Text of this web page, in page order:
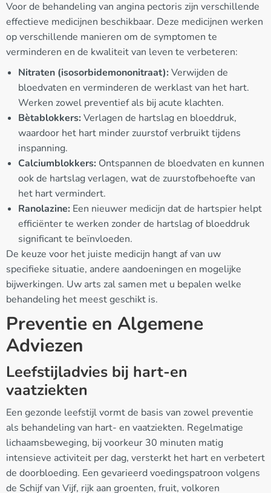
Voor de behandeling van angina pectoris zijn verschillende
effectieve medicijnen beschikbaar. Deze medicijnen werken
op verschillende manieren om de symptomen te
verminderen en de kwaliteit van leven te verbeteren:
Nitraten (isosorbidemononitraat): Verwijden de
bloedvaten en verminderen de werklast van het hart.
Werken zowel preventief als bij acute klachten.
Bètablokkers: Verlagen de hartslag en bloeddruk,
waardoor het hart minder zuurstof verbruikt tijdens
inspanning.
Calciumblokkers: Ontspannen de bloedvaten en kunnen
ook de hartslag verlagen, wat de zuurstofbehoefte van
het hart vermindert.
Ranolazine: Een nieuwer medicijn dat de hartspier helpt
efficiënter te werken zonder de hartslag of bloeddruk
significant te beïnvloeden.
De keuze voor het juiste medicijn hangt af van uw
specifieke situatie, andere aandoeningen en mogelijke
bijwerkingen. Uw arts zal samen met u bepalen welke
behandeling het meest geschikt is.
Preventie en Algemene
Adviezen
Leefstijladvies bij hart-en
vaatziekten
Een gezonde leefstijl vormt de basis van zowel preventie
als behandeling van hart- en vaatziekten. Regelmatige
lichaamsbeweging, bij voorkeur 30 minuten matig
intensieve activiteit per dag, versterkt het hart en verbetert
de doorbloeding. Een gevarieerd voedingspatroon volgens
de Schijf van Vijf, rijk aan groenten, fruit, volkoren